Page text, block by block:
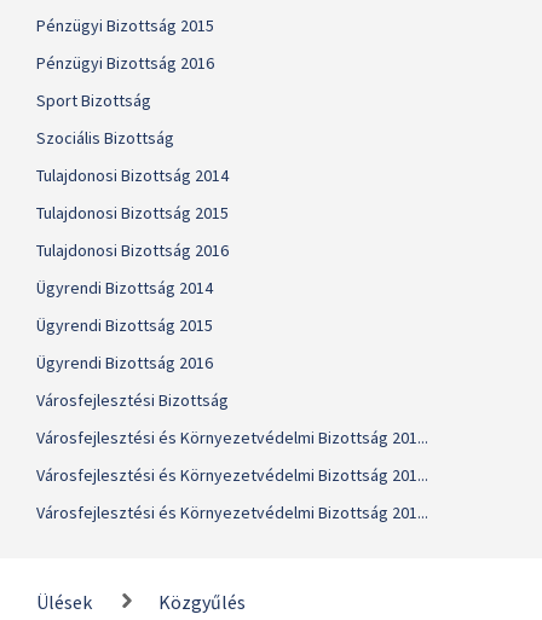
Pénzügyi Bizottság 2015
Pénzügyi Bizottság 2016
Sport Bizottság
Szociális Bizottság
Tulajdonosi Bizottság 2014
Tulajdonosi Bizottság 2015
Tulajdonosi Bizottság 2016
Ügyrendi Bizottság 2014
Ügyrendi Bizottság 2015
Ügyrendi Bizottság 2016
Városfejlesztési Bizottság
Városfejlesztési és Környezetvédelmi Bizottság 201...
Városfejlesztési és Környezetvédelmi Bizottság 201...
Városfejlesztési és Környezetvédelmi Bizottság 201...
Ülések
Közgyűlés